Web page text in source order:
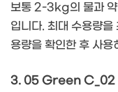
보통 2-3kg의 물과 약
입니다. 최대 수용량
용량을 확인한 후 사용
3. 05 Green C_02